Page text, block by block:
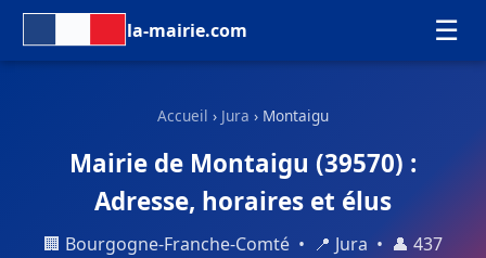
la-mairie.com ☰
Accueil › Jura › Montaigu
Mairie de Montaigu (39570) :
Adresse, horaires et élus
🏢 Bourgogne-Franche-Comté • 📍 Jura • 👤 437